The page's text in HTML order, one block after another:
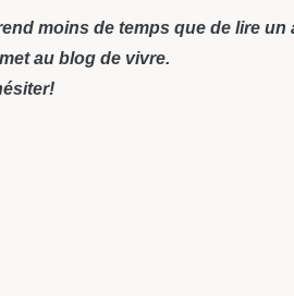
moins de temps que de lire un
au blog de vivre.